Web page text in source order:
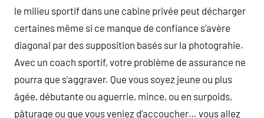
le milieu sportif dans une cabine privée peut décharger
certaines même si ce manque de confiance s’avère
diagonal par des supposition basés sur la photograhie.
Avec un coach sportif, votre problème de assurance ne
pourra que s’aggraver. Que vous soyez jeune ou plus
âgée, débutante ou aguerrie, mince, ou en surpoids,
pâturage ou que vous veniez d’accoucher… vous allez